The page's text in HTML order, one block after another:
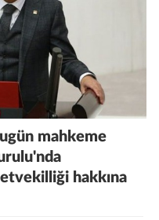
mahkeme
hakkına